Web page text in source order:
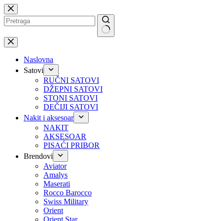
Preskoči
na
No
results
Naslovna
Satovi
RUČNI SATOVI
DŽEPNI SATOVI
STONI SATOVI
DEČIJI SATOVI
Nakit i aksesoar
NAKIT
AKSESOAR
PISAĆI PRIBOR
Brendovi
Aviator
Amalys
Maserati
Rocco Barocco
Swiss Military
Orient
Orient Star